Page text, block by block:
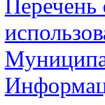
Перечень